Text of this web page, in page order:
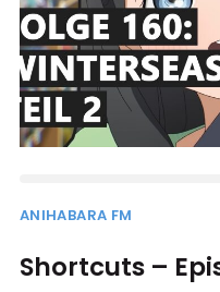
ANIHABARA FM
Shortcuts –